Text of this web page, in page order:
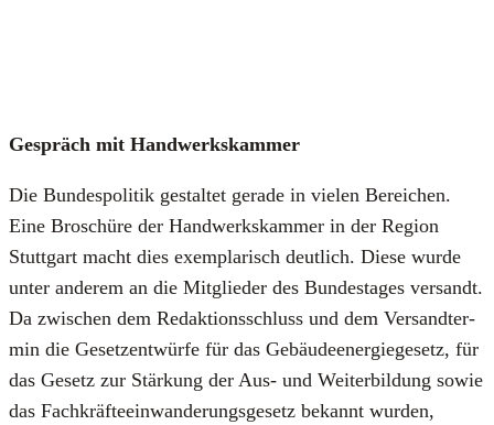
Gespräch mit Hand­werks­kam­mer
Die Bun­des­po­li­tik gestal­tet gera­de in vie­len Berei­chen.
Eine Bro­schü­re der Hand­werks­kam­mer in der Regi­on
Stutt­gart macht dies exem­pla­risch deut­lich. Die­se wur­de
unter ande­rem an die Mit­glie­der des Bun­des­ta­ges ver­sandt.
Da zwi­schen dem Redak­ti­ons­schluss und dem Ver­sand­ter­
min die Gesetz­ent­wür­fe für das Gebäu­de­en­er­gie­ge­setz, für
das Gesetz zur Stär­kung der Aus- und Wei­ter­bil­dung sowie
das Fach­kräf­te­ein­wan­de­rungs­ge­setz bekannt wur­den,